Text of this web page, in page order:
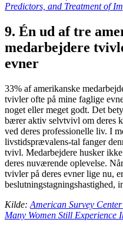
Predictors, and Treatment of
9. Én ud af tre
medarbejdere
evner
33% af amerikanske
tvivler ofte på mine faglige
noget eller meget godt. Det
bærer aktiv selvtvivl om deres
ved deres professionelle liv. I
livstidsprævalens-tal fanger
tvivl. Medarbejdere husker
deres nuværende oplevelse.
tvivler på deres evner lige nu,
beslutningstagningshastighed,
Kilde: American Survey
Many Women Still Experience